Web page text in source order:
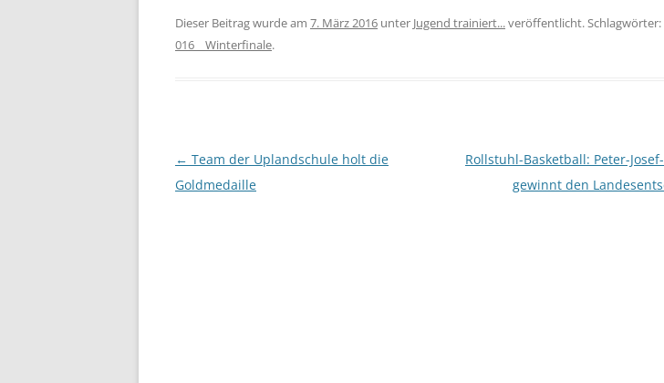
Dieser Beitrag wurde am 7. März 2016 unter Jugend trainiert...veröffentlicht. Schlagwörter:
016__Winterfinale.
Beitragsnavigation
← Team der Uplandschule holt die
Goldmedaille
Rollstuhl-Basketball: Peter-
gewinnt den